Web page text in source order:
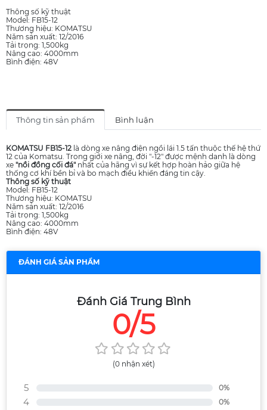
Thông số kỹ thuật
Model: FB15-12
Thương hiệu: KOMATSU
Năm sản xuất: 12/2016
Tải trọng: 1,500kg
Nâng cao: 4000mm
Bình điện: 48V
Thông tin sản phẩm Bình luận
KOMATSU FB15-12 là dòng xe nâng điện ngồi lái 1.5 tấn thuộc thế hệ thứ
12 của Komatsu. Trong giới xe nâng, đời "-12" được mệnh danh là dòng
xe "nồi đồng cối đá"nhất của hãng vì sự kết hợp hoàn hảo giữa hệ
thống cơ khí bền bỉ và bo mạch điều khiển đáng tin cậy.
Thông số kỹ thuật
Model: FB15-12
Thương hiệu: KOMATSU
Năm sản xuất: 12/2016
Tải trọng: 1,500kg
Nâng cao: 4000mm
Bình điện: 48V
ĐÁNH GIÁ SẢN PHẨM
Đánh Giá Trung Bình
0/5
(0 nhận xét)
5 0%
4 0%